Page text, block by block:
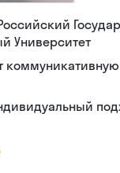
Университет